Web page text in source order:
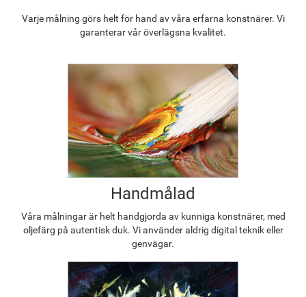
Varje målning görs helt för hand av våra erfarna konstnärer. Vi
garanterar vår överlägsna kvalitet.
Handmålad
Våra målningar är helt handgjorda av kunniga konstnärer, med
oljefärg på autentisk duk. Vi använder aldrig digital teknik eller
genvägar.